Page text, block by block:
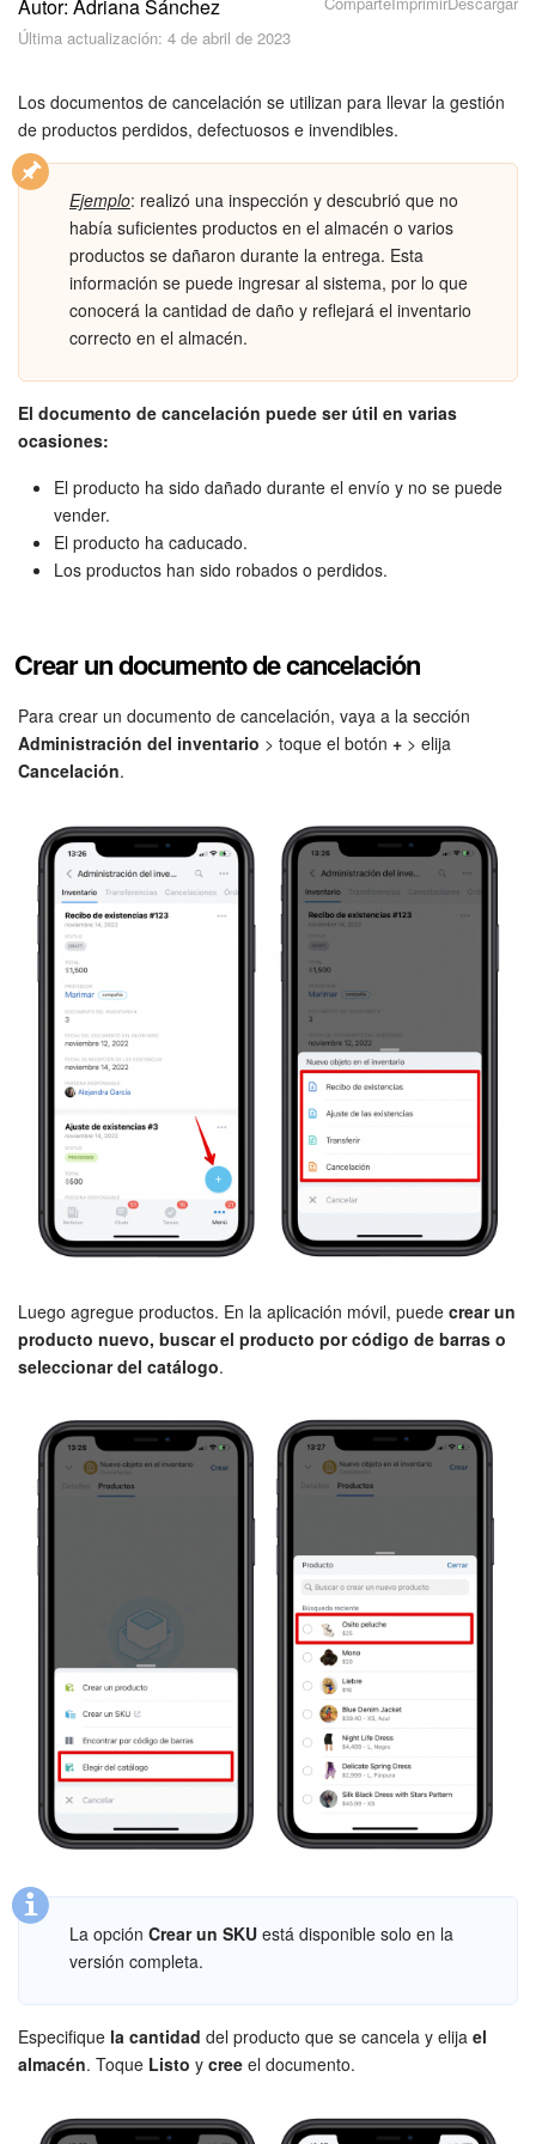
Seguridad
Cómo empezar
Messenger
Collabs
Bitrix24 Drive
Webmail
Grupos de trabajo
CoPilot - IA en Bitrix24
CRM
Reserva
Contact center
Sales center
CRM Analytics
BI Builder
Bitrix24 Market
Sitios web
Tienda Online
CRM + Online store
Tienda CRM
Empleados
Base de conocimientos
Firma electrónica
Firma electrónica para RR. HH.
Flujos de trabajo
Marketing
Gestión del inventario
Telefonía
Configuraciones de la cuenta
Bitrix24 En Premisa
Bitrix24 Messenger
Preguntas generales
Autor: Adriana Sánchez
Última actualización: 4 de abril de 2023
Los documentos de cancelación se utilizan para llevar la gestión
de productos perdidos, defectuosos e invendibles.
Ejemplo: realizó una inspección y descubrió que no
había suficientes productos en el almacén o varios
productos se dañaron durante la entrega. Esta
información se puede ingresar al sistema, por lo que
conocerá la cantidad de daño y reflejará el inventario
correcto en el almacén.
El documento de cancelación puede ser útil en varias
ocasiones:
El producto ha sido dañado durante el envío y no se puede
vender.
El producto ha caducado.
Los productos han sido robados o perdidos.
Crear un documento de cancelación
Para crear un documento de cancelación, vaya a la sección
Administración del inventario > toque el botón + > elija
Cancelación.
Luego agregue productos. En la aplicación móvil, puede crear un
producto nuevo, buscar el producto por código de barras o
seleccionar del catálogo.
La opción Crear un SKU está disponible solo en la
versión completa.
Especifique la cantidad del producto que se cancela y elija el
almacén. Toque Listo y cree el documento.